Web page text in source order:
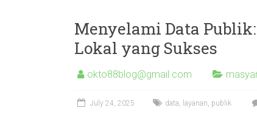
Menyelami Data
Lokal yang Sukses
okto88blog@gmail.com
July 24, 2025 data, layanan, publik